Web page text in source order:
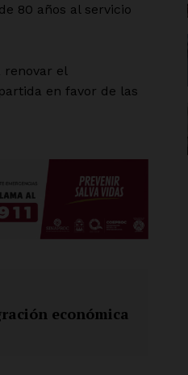
/ Financiación
80 años al servicio
renovar el
en favor de las
económica